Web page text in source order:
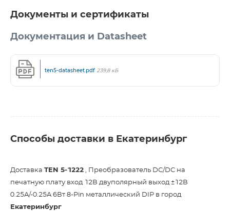
Документы и сертификаты
Документация и Datasheet
ten5-datasheet.pdf 239,8 кБ
Способы доставки в Екатеринбург
Доставка TEN 5-1222 , Преобразователь DC/DC на
печатную плату вход 12В двуполярный выход ±12В
0.25A/-0.25A 6Вт 8-Pin металлический DIP в город
Екатеринбург